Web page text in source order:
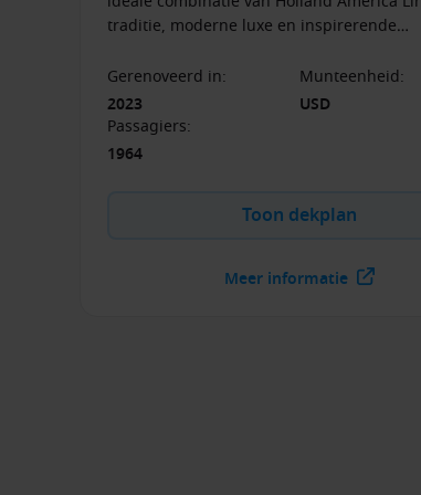
traditie, moderne luxe en inspirerende
livemuziek en ontspanning in een elegant
Gerenoveerd in:
2023
Munteenheid:
USD
Passagiers:
1964
Toon dekplan
Meer informatie